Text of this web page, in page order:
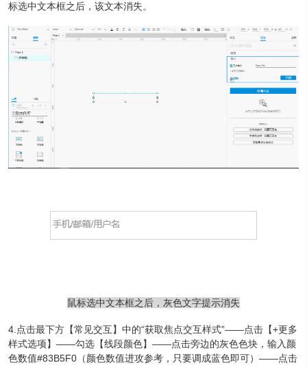
标选中文本框之后，该文本消失。
鼠标选中文本框之后，灰色文字提示消失
4.点击最下方【常见交互】中的“获取焦点交互样式”——点击【+更多
样式选项】——勾选【线段颜色】——点击旁边的灰色色块，输入颜
色数值#83B5F0（颜色数值进攻参考，只要调成蓝色即可）——点击